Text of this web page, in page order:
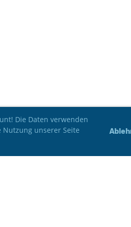
Die Daten verwenden
unserer Seite